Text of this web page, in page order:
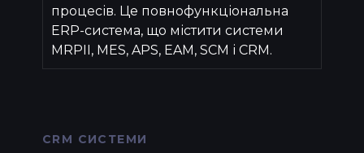
процесів. Це повнофункціональна
ERP-система, що містити системи
MRPII, MES, APS, EAM, SCM і CRM.
CRM СИСТЕМИ